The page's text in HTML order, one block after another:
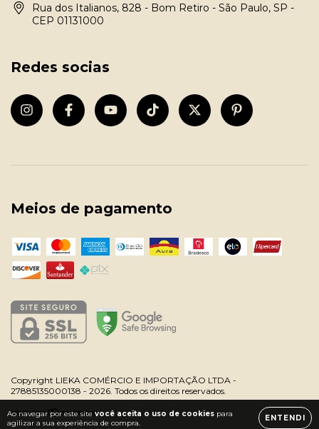
Ao navegar por este site você aceita o uso de cookies para
agilizar a sua experiência de compra.
ENTENDI
Rua dos Italianos, 828 - Bom Retiro - São Paulo, SP -
CEP 01131000
Redes socias
Meios de pagamento
Copyright LIEKA COMÉRCIO E IMPORTAÇÃO LTDA -
27885135000138 - 2026. Todos os direitos reservados.